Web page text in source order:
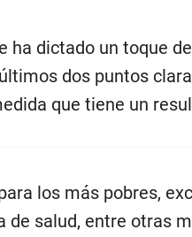
ha dictado un toque
dos puntos
que tiene un
los más pobres,
salud, entre otras